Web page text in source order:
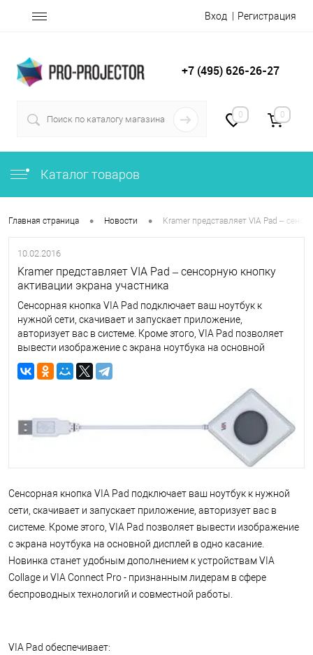
Вход Регистрация
+7 (495) 626-26-27
0 0
Каталог товаров
Главная страница • Новости • Kramer представляет VIA Pad –
10.02.2016
Kramer представляет VIA Pad – сенсорную кнопку
активации экрана участника
Cенсорная кнопка VIA Pad подключает ваш ноутбук к
нужной сети, скачивает и запускает приложение,
авторизует вас в системе. Кроме этого, VIA Pad позволяет
вывести изображение с экрана ноутбука на основной
дисплей в одно касание. Новинка станет удобным
дополнением к устройствам VIA Collage и VIA Connect Pro -
признанным лидерам в сфере беспроводных технологий и
Cенсорная кнопка VIA Pad подключает ваш ноутбук к нужной
сети, скачивает и запускает приложение, авторизует вас в
системе. Кроме этого, VIA Pad позволяет вывести изображение
с экрана ноутбука на основной дисплей в одно касание.
Новинка станет удобным дополнением к устройствам VIA
Collage и VIA Connect Pro - признанным лидерам в сфере
беспроводных технологий и совместной работы.
VIA Pad обеспечивает: